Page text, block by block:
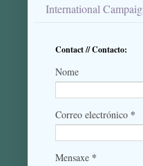
International
Contact // Contacto:
Nome
Correo electrónico *
Mensaxe *